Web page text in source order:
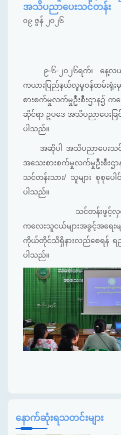
အသိပညာပေးသင်တန်း
၀၉ ဇွန် ၂၀၂၆
၉-၆-၂၀၂၆ရက်၊ နေ့လ
ကယားပြည်နယ်လူမှုဝန်ထမ်းရုံ
စားစက်မှုလက်မှုဦးစီးဌာန၌ က
ဆိုင်ရာ ဥပဒေ အသိပညာပေးခြ
ပါသည်။
အဆိုပါ အသိပညာပေးသ
အသေးစားစက်မှုလက်မှုဦးစီး
သင်တန်းသား/ သူများ စုစုပေ
ပါသည်။
သင်တန်းဖွင့်လှ
ကလေးသူငယ်များအခွင့်အရေ
ကိုယ်တိုင်သိရှိနားလည်စေရန် ရည်
ပါသည်။
နောက်ဆုံးရသတင်းများ